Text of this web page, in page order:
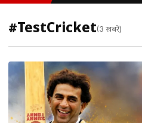
#TestCricket(3 खबरें)